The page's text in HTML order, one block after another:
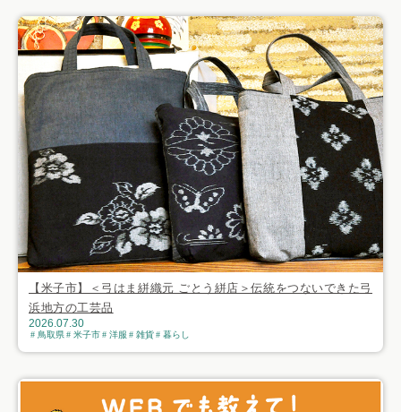
【米子市】＜弓はま絣織元 ごとう絣店＞伝統をつないできた弓
浜地方の工芸品
2026.07.30
鳥取県 米子市 洋服 雑貨 暮らし